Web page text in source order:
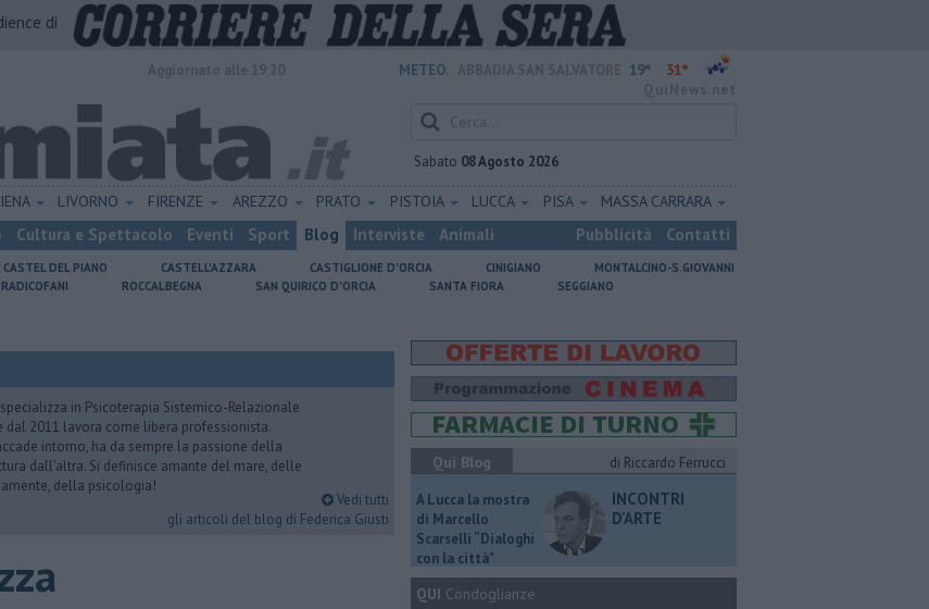
di
METEO: 19° 31°
Sabato 08 Agosto 2026
LIVORNO FIRENZE AREZZO PRATO PISTOIA LUCCA PISA MASSA CARRARA
Cultura e Spettacolo Eventi Sport Blog Interviste Animali Pubblicità Contatti
CASTEL DEL PIANO CASTELL'AZZARA CASTIGLIONE D'ORCIA CINIGIANO
MONTALCINO-S.GIOVANNI
RADICOFANI ROCCALBEGNA SAN QUIRICO D'ORCIA SANTA FIORA
SEGGIANO
in Psicoterapia Sistemico-Relazionale
dal 2011 lavora come libera professionista.
intorno, ha da sempre la passione della
dall’altra. Si definisce amante del mare, delle
della psicologia!
Vedi tutti
gli articoli del blog di Federica Giusti
Qui Blog
di Riccardo Ferrucci
A Lucca la mostra
di Marcello
Scarselli “Dialoghi
con la città"
INCONTRI
D'ARTE
QUI Condoglianze